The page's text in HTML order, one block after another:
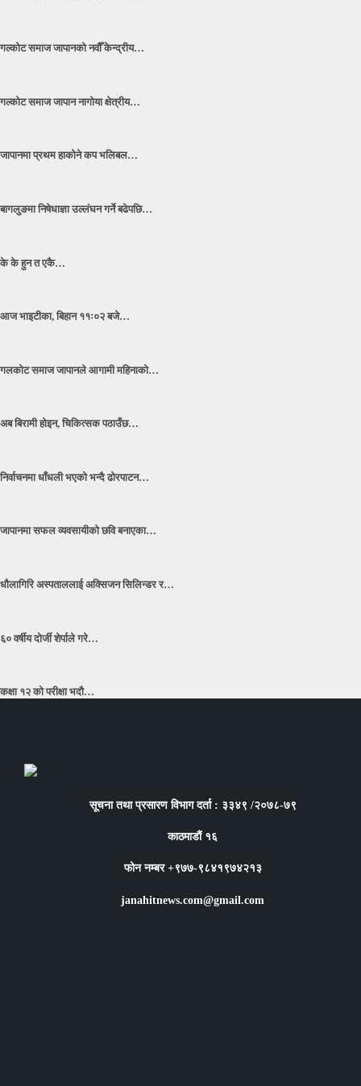
गल्कोट समाज जापानको नवौँ केन्द्रीय…
गल्कोट समाज जापान नागोया क्षेत्रीय…
जापानमा प्रथम हाकोने कप भलिबल…
बागलुङमा निषेधाज्ञा उल्लंघन गर्ने बढेपछि…
के के हुन त एकै…
आज भाइटीका, बिहान ११ः०२ बजे…
गलकोट समाज जापानले आगामी महिनाको…
अब बिरामी होइन, चिकित्सक पठाउँछ…
निर्वाचनमा धाँधली भएको भन्दै ढोरपाटन…
जापानमा सफल व्यवसायीको छवि बनाएका…
धाैलागिरि अस्पताललाई अक्सिजन सिलिन्डर र…
६० वर्षीय दोर्जी शेर्पाले गरे…
कक्षा १२ को परीक्षा भदौ…
सूचना तथा प्रसारण विभाग दर्ता : ३३४९ /२०७८-७९
काठमाडौं १६
फोन नम्बर +९७७-९८४१९७४२१३
janahitnews.com@gmail.com